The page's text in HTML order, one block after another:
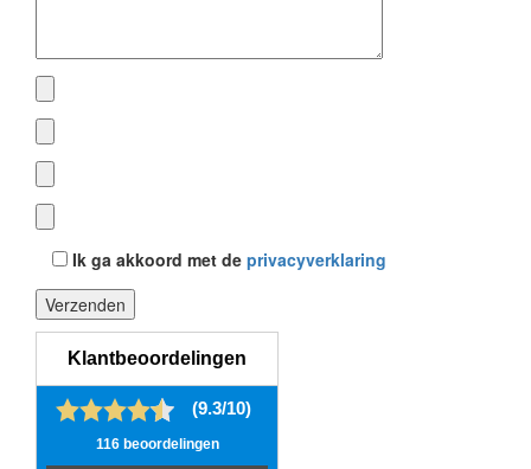
Ik ga akkoord met de privacyverklaring
Gelieve dit veld leeg te laten.